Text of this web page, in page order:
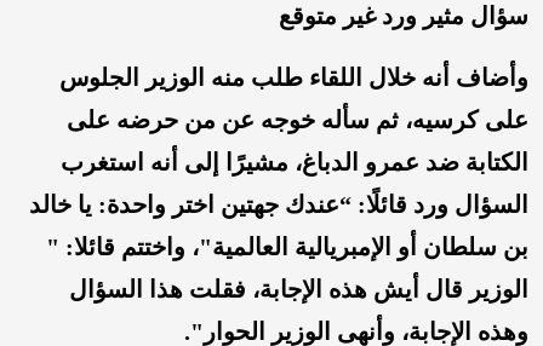
سؤال مثير ورد غير متوقع
وأضاف أنه خلال اللقاء طلب منه الوزير الجلوس
على كرسيه، ثم سأله خوجه عن من حرضه على
الكتابة ضد عمرو الدباغ، مشيرًا إلى أنه استغرب
السؤال ورد قائلًا: “عندك جهتين اختر واحدة: يا خالد
بن سلطان أو الإمبريالية العالمية"، واختتم قائلا: "
الوزير قال أيش هذه الإجابة، فقلت هذا السؤال
وهذه الإجابة، وأنهى الوزير الحوار".